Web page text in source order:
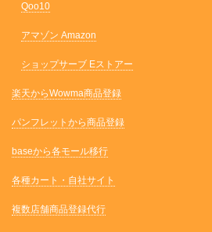
Qoo10
アマゾン Amazon
ショップサーブ Eストアー
楽天からWowma商品登録
パンフレットから商品登録
baseから各モール移行
各種カート・自社サイト
複数店舗商品登録代行